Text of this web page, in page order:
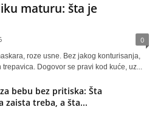
maturu: šta je
0
roze usne. Bez jakog konturisanja,
Dogovor se pravi kod kuće, uz...
bebu bez pritiska: Šta
zaista treba, a šta...